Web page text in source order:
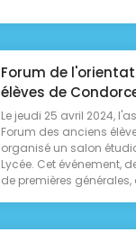
Forum de
élèves de
Le jeudi 25 avril 2024,
Forum des anciens
organisé un salon
Lycée. Cet événement,
de premières générales,